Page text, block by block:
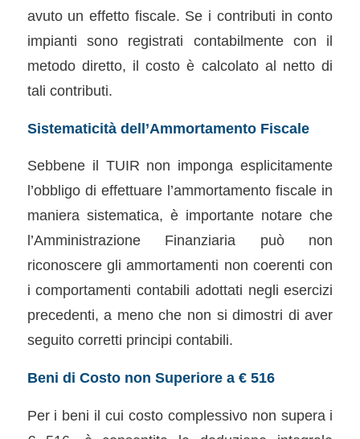
avuto un effetto fiscale. Se i contributi in conto
impianti sono registrati contabilmente con il
metodo diretto, il costo è calcolato al netto di
tali contributi.
Sistematicità dell’Ammortamento Fiscale
Sebbene il TUIR non imponga esplicitamente
l’obbligo di effettuare l’ammortamento fiscale in
maniera sistematica, è importante notare che
l’Amministrazione Finanziaria può non
riconoscere gli ammortamenti non coerenti con
i comportamenti contabili adottati negli esercizi
precedenti, a meno che non si dimostri di aver
seguito corretti principi contabili.
Beni di Costo non Superiore a € 516
Per i beni il cui costo complessivo non supera i